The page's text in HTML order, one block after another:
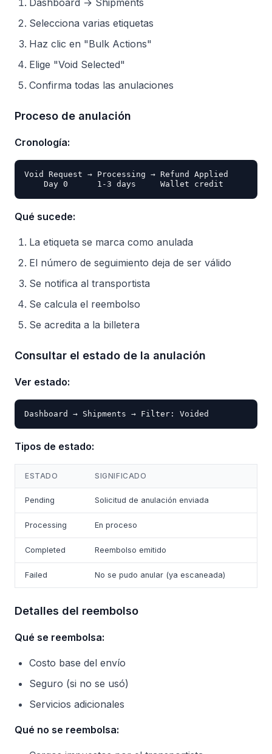
Dashboard → Shipments
Selecciona varias etiquetas
Haz clic en "Bulk Actions"
Elige "Void Selected"
Confirma todas las anulaciones
Proceso de anulación
Cronología:
Void Request → Processing → Refund Applied
Qué sucede:
La etiqueta se marca como anulada
El número de seguimiento deja de ser válido
Se notifica al transportista
Se calcula el reembolso
Se acredita a la billetera
Consultar el estado de la anulación
Ver estado:
Tipos de estado:
ESTADO SIGNIFICADO
Pending Solicitud de anulación enviada
Processing En proceso
Completed Reembolso emitido
Failed No se pudo anular (ya escaneada)
Detalles del reembolso
Qué se reembolsa:
Costo base del envío
Seguro (si no se usó)
Servicios adicionales
Qué no se reembolsa: